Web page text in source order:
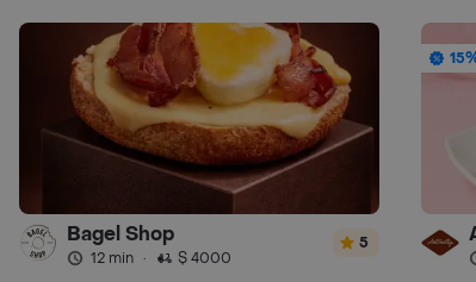
Bagel Shop
12 min · $ 4000
5